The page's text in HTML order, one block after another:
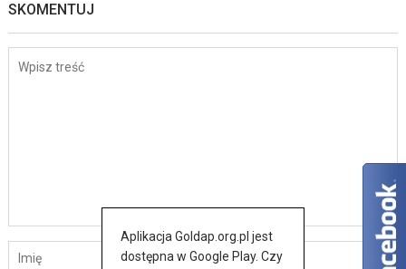
SKOMENTUJ
Aplikacja Goldap.org.pl jest
dostępna w Google Play. Czy